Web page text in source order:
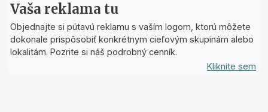
Vaša reklama tu
Objednajte si pútavú reklamu s vaším logom, ktorú môžete
dokonale prispôsobiť konkrétnym cieľovým skupinám alebo
lokalitám. Pozrite si náš podrobný cenník.
Kliknite sem